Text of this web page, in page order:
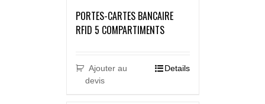
PORTES-CARTES BANCAIRE
RFID 5 COMPARTIMENTS
Ajouter au
devis
Details